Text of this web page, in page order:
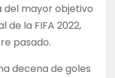
mayor objetivo
de la FIFA 2022,
pasado.
decena de goles